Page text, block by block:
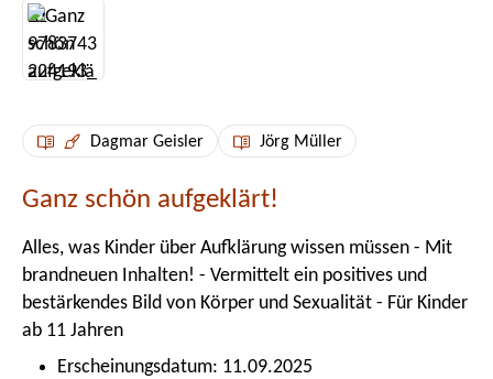
Dagmar Geisler Jörg Müller
Ganz schön aufgeklärt!
Alles, was Kinder über Aufklärung wissen müssen - Mit
brandneuen Inhalten! - Vermittelt ein positives und
bestärkendes Bild von Körper und Sexualität - Für Kinder
ab 11 Jahren
Erscheinungsdatum: 11.09.2025